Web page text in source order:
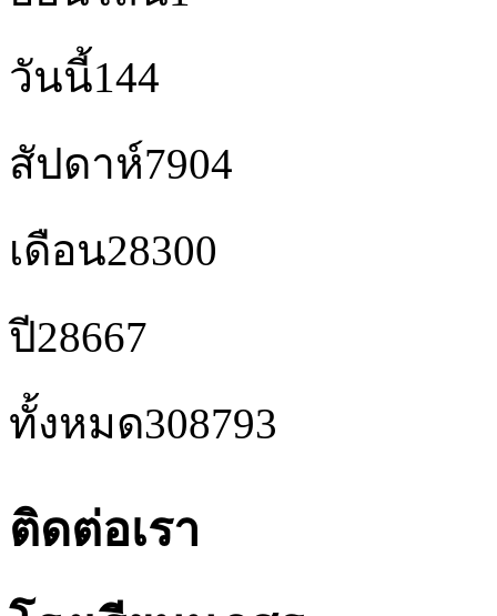
วันนี้144
สัปดาห์7904
เดือน28300
ปี28667
ทั้งหมด308793
ติดต่อเรา